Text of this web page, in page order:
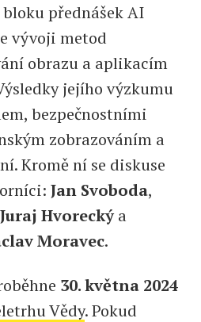
přednášek AI
vývoji metod
obrazu a aplikacím
jejího výzkumu
bezpečnostními
zobrazováním a
Kromě ní se diskuse
Jan Svoboda,
Juraj Hvoreckýa
Moravec.
30. května 2024
Vědy. Pokud